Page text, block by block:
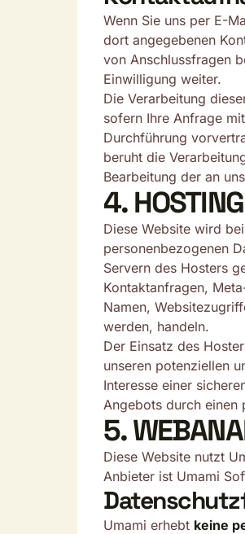
Wenn Sie uns per E-
dort angegebenen
von Anschlussfragen
Einwilligung weiter.
Die Verarbeitung
sofern Ihre Anfrage
Durchführung
beruht die
Bearbeitung der an
4. HOSTING
Diese Website wird
personenbezogenen
Servern des Hosters
Kontaktanfragen,
Namen,
werden, handeln.
Der Einsatz des
unseren potenziellen
Interesse einer
Angebots durch einen
5.
Diese Website nutzt
Anbieter ist Umami
Umami erhebt keine